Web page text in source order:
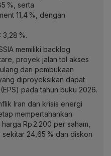
%, serta
11,4 %, dengan
3,28 %.
memiliki backlog
proyek jalan tol akses
dari pembukaan
diproyeksikan dapat
pada tahun buku 2026.
Iran dan krisis energi
mempertahankan
Rp 2.200 per saham,
24,65 % dan diskon